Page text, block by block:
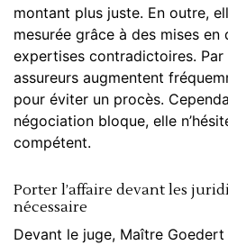
montant plus juste. En outre,
mesurée grâce à des mises en
expertises contradictoires. Par
assureurs augmentent
pour éviter un procès.
négociation bloque, elle
compétent.
Porter l’affaire devant les
nécessaire
Devant le juge, Maître